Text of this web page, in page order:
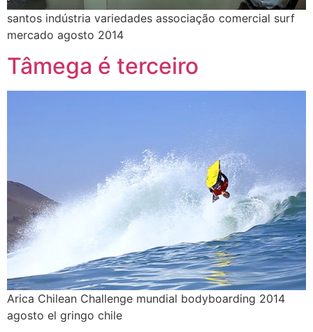
santos indústria variedades associação comercial surf
mercado agosto 2014
Tâmega é terceiro
Arica Chilean Challenge mundial bodyboarding 2014
agosto el gringo chile